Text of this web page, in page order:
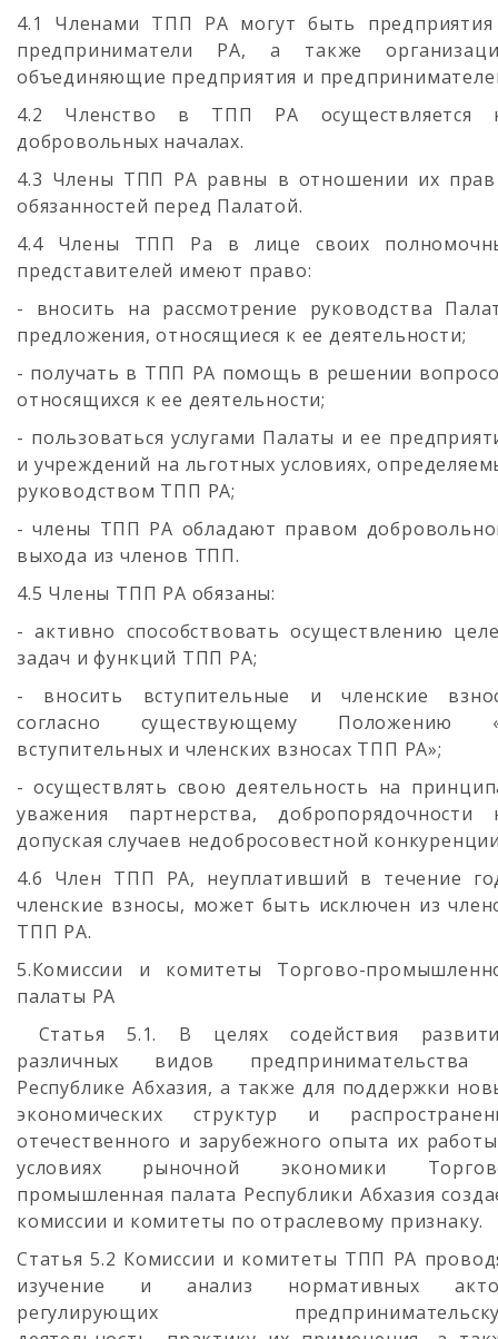
4.1 Членами ТПП РА могут быть
предприниматели РА, а также
объединяющие предприятия и
4.2 Членство в ТПП РА осуществляется
добровольных началах.
4.3 Члены ТПП РА равны в отношении их
обязанностей перед Палатой.
4.4 Члены ТПП Ра в лице своих
представителей имеют право:
- вносить на рассмотрение руководства
предложения, относящиеся к ее деятельности;
- получать в ТПП РА помощь в решении
относящихся к ее деятельности;
- пользоваться услугами Палаты и ее
и учреждений на льготных условиях,
руководством ТПП РА;
- члены ТПП РА обладают правом
выхода из членов ТПП.
4.5 Члены ТПП РА обязаны:
- активно способствовать осуществлению
задач и функций ТПП РА;
- вносить вступительные и членские
согласно существующему Положению
вступительных и членских взносах ТПП РА»;
- осуществлять свою деятельность на
уважения партнерства, добропорядочности
допуская случаев недобросовестной
4.6 Член ТПП РА, неуплативший в течение
членские взносы, может быть исключен из
ТПП РА.
5.Комиссии и комитеты Торгово-
палаты РА
Статья 5.1. В целях содействия
различных видов
Республике Абхазия, а также для поддержки
экономических структур и
отечественного и зарубежного опыта их
условиях рыночной экономики
промышленная палата Республики Абхазия
комиссии и комитеты по отраслевому признаку.
Статья 5.2 Комиссии и комитеты ТПП РА
изучение и анализ нормативных
регулирующих